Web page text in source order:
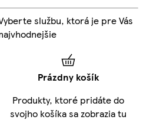
službu, ktorá je pre Vás
Prázdny košík
Produkty, ktoré pridáte do
svojho košíka sa zobrazia tu